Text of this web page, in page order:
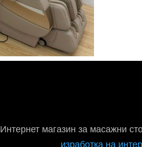
Интернет магазин за масажни
изработка на